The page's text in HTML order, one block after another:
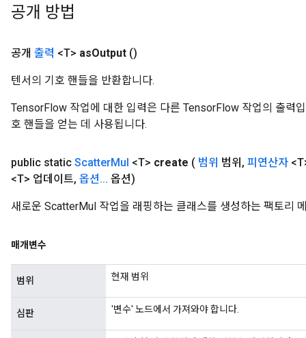
공개 방법
공개 출력 <T> asOutput ()
텐서의 기호 핸들을 반환합니다.
TensorFlow 작업에 대한 입력은 다른 TensorFlow 작업의 출력
호 핸들을 얻는 데 사용됩니다.
public static ScatterMul <T> create ( 범위 범위 , 피연산자
<T> 업데이트, 옵션... 옵션)
새로운 ScatterMul 작업을 래핑하는 클래스를 생성하는 팩토리
매개변수
범위 현재 범위
심판 '변수' 노드에서 가져와야 합니다.